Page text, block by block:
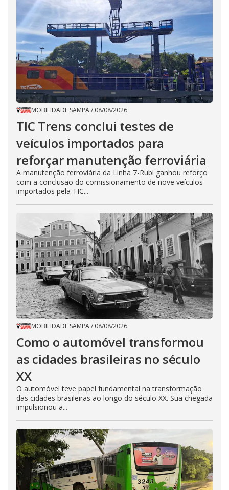
MOBILIDADE SAMPA/ 08/08/2026
TIC Trens conclui testes de
veículos importados para
reforçar manutenção ferroviária
A manutenção ferroviária da Linha 7-Rubi ganhou reforço
com a conclusão do comissionamento de nove veículos
importados pela TIC...
MOBILIDADE SAMPA/ 08/08/2026
Como o automóvel transformou
as cidades brasileiras no século
XX
O automóvel teve papel fundamental na transformação
das cidades brasileiras ao longo do século XX. Sua chegada
impulsionou a...